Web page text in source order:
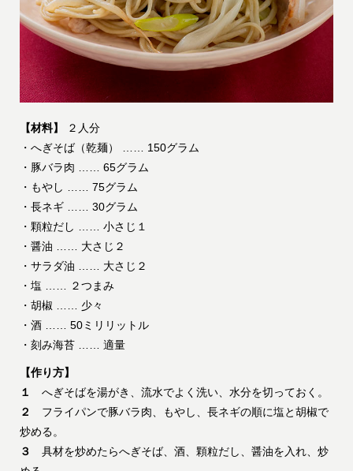
【材料】
２人分
・へぎそば（乾麺） …… 150グラム
・豚バラ肉 …… 65グラム
・もやし …… 75グラム
・長ネギ …… 30グラム
・顆粒だし …… 小さじ１
・醤油 …… 大さじ２
・サラダ油 …… 大さじ２
・塩 …… ２つまみ
・胡椒 …… 少々
・酒 …… 50ミリリットル
・刻み海苔 …… 適量
【作り方】
１ へぎそばを湯がき、流水でよく洗い、水分を切っておく。
２ フライパンで豚バラ肉、もやし、長ネギの順に塩と胡椒で
炒める。
３ 具材を炒めたらへぎそば、酒、顆粒だし、醤油を入れ、炒